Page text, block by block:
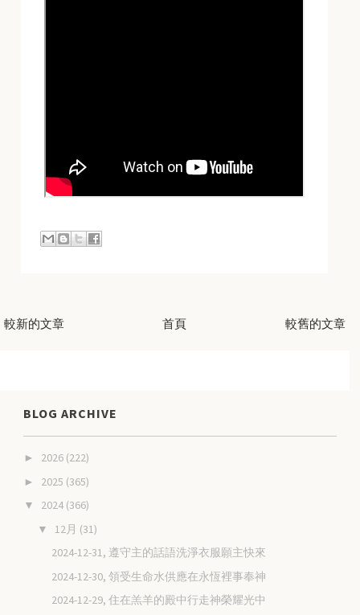
較新的文章 較舊的文章
首頁
BLOG ARCHIVE
► 2026 (222)
► 2025 (365)
▼ 2024 (366)
▼ 12月 (31)
2024-12-31, 遵守主的話語洗淨衣服願主快來
2024-12-30, 領受生命水供應在永恆裡事奉神
2024-12-29, 住在羔羊的殿中行走神榮耀光中